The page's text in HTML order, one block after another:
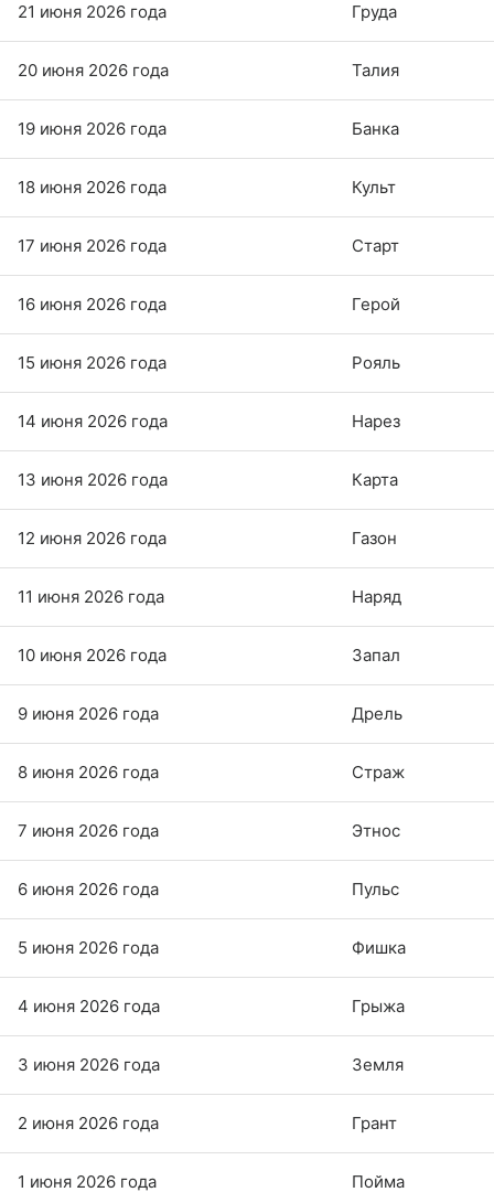
21 июня 2026 года Груда
20 июня 2026 года Талия
19 июня 2026 года Банка
18 июня 2026 года Культ
17 июня 2026 года Старт
16 июня 2026 года Герой
15 июня 2026 года Рояль
14 июня 2026 года Нарез
13 июня 2026 года Карта
12 июня 2026 года Газон
11 июня 2026 года Наряд
10 июня 2026 года Запал
9 июня 2026 года Дрель
8 июня 2026 года Страж
7 июня 2026 года Этнос
6 июня 2026 года Пульс
5 июня 2026 года Фишка
4 июня 2026 года Грыжа
3 июня 2026 года Земля
2 июня 2026 года Грант
1 июня 2026 года Пойма